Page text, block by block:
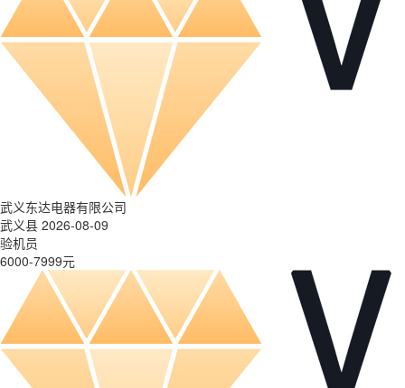
武义东达电器有限公司
武义县 2026-08-09
验机员
6000-7999元